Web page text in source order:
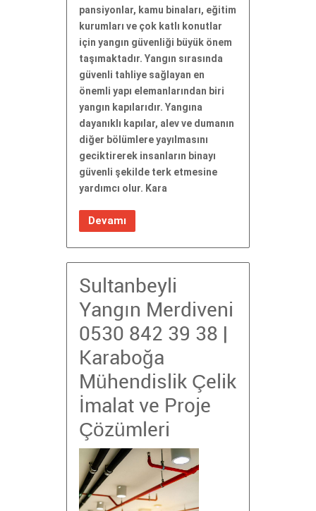
pansiyonlar, kamu binaları, eğitim
kurumları ve çok katlı konutlar
için yangın güvenliği büyük önem
taşımaktadır. Yangın sırasında
güvenli tahliye sağlayan en
önemli yapı elemanlarından biri
yangın kapılarıdır. Yangına
dayanıklı kapılar, alev ve dumanın
diğer bölümlere yayılmasını
geciktirerek insanların binayı
güvenli şekilde terk etmesine
yardımcı olur. Kara
Devamı
Sultanbeyli
Yangın Merdiveni
0530 842 39 38 |
Karaboğa
Mühendislik Çelik
İmalat ve Proje
Çözümleri